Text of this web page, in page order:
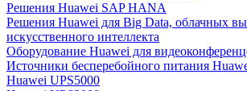
Решения Huawei SAP HANA
Решения Huawei для Big Data, облачных
искусственного интеллекта
Оборудование Huawei для
Источники бесперебойного питания
Huawei UPS5000